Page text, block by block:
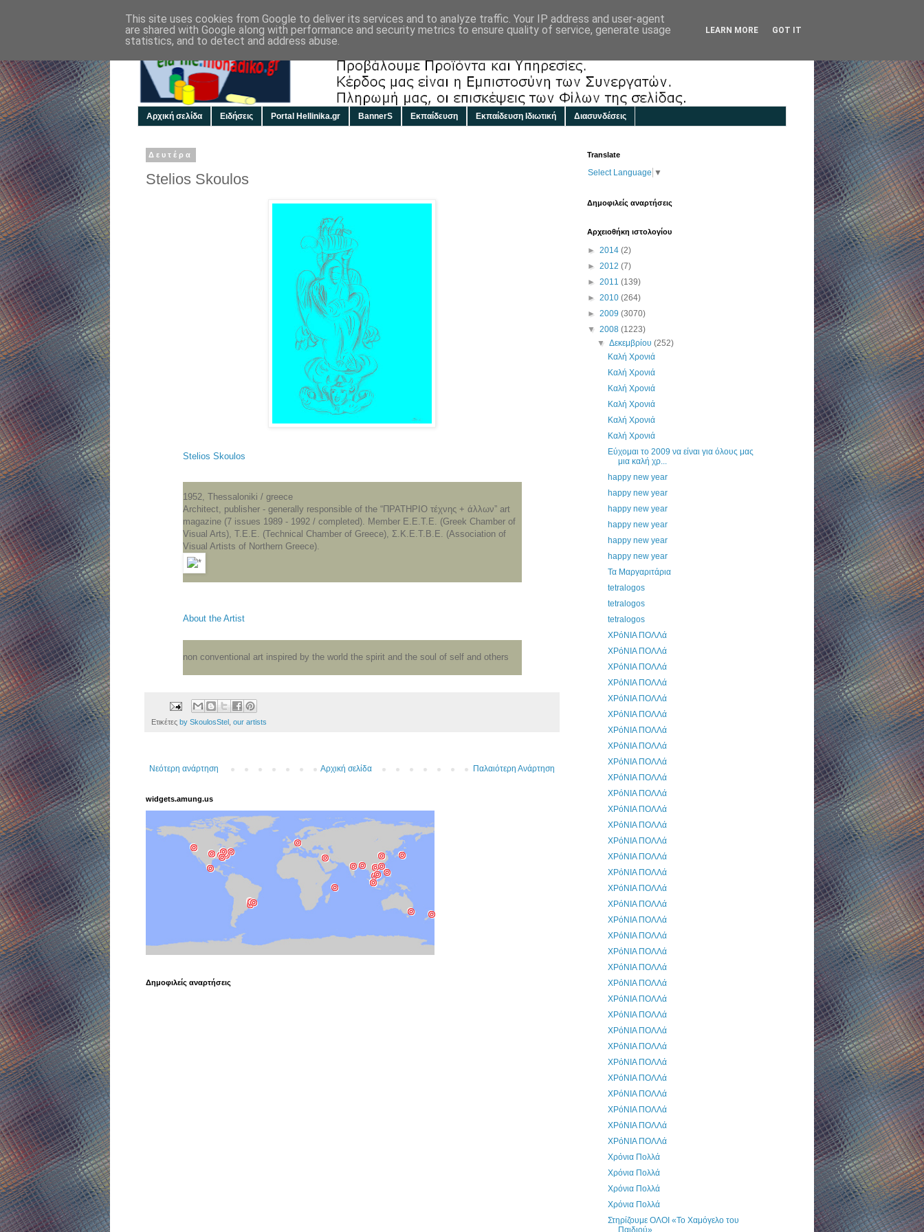
Αρχική σελίδα Ειδήσεις Portal Hellinika.gr BannerS Εκπαίδευση Εκπαίδευση Ιδιωτική Διασυνδέσεις
Δευτέρα
Stelios Skoulos
Stelios Skoulos
1952, Thessaloniki / greece
Architect, publisher - generally responsible of the “ΠΡΑΤΗΡΙΟ τέχνης + άλλων” art
magazine (7 issues 1989 - 1992 / completed). Member E.E.T.E. (Greek Chamber of
Visual Arts), T.E.E. (Technical Chamber of Greece), Σ.K.E.T.B.E. (Association of
Visual Artists of Northern Greece).
About the Artist
non conventional art inspired by the world the spirit and the soul of self and others
Ετικέτες by SkoulosStel , our artists
Νεότερη ανάρτηση Παλαιότερη Ανάρτηση
Αρχική σελίδα
widgets.amung.us
Δημοφιλείς αναρτήσεις
Translate
Select Language ▼
Δημοφιλείς αναρτήσεις
Αρχειοθήκη ιστολογίου
► 2014 (2)
► 2012 (7)
► 2011 (139)
► 2010 (264)
► 2009 (3070)
▼ 2008 (1223)
▼Δεκεμβρίου(252)
Καλή Χρονιά
Καλή Χρονιά
Καλή Χρονιά
Καλή Χρονιά
Καλή Χρονιά
Καλή Χρονιά
Εύχομαι το 2009 να είναι για όλους μας
μια καλή χρ...
happy new year
happy new year
happy new year
happy new year
happy new year
happy new year
Τα Μαργαριτάρια
tetralogos
tetralogos
tetralogos
ΧΡόΝΙΑ ΠΟΛΛά
ΧΡόΝΙΑ ΠΟΛΛά
ΧΡόΝΙΑ ΠΟΛΛά
ΧΡόΝΙΑ ΠΟΛΛά
ΧΡόΝΙΑ ΠΟΛΛά
ΧΡόΝΙΑ ΠΟΛΛά
ΧΡόΝΙΑ ΠΟΛΛά
ΧΡόΝΙΑ ΠΟΛΛά
ΧΡόΝΙΑ ΠΟΛΛά
ΧΡόΝΙΑ ΠΟΛΛά
ΧΡόΝΙΑ ΠΟΛΛά
ΧΡόΝΙΑ ΠΟΛΛά
ΧΡόΝΙΑ ΠΟΛΛά
ΧΡόΝΙΑ ΠΟΛΛά
ΧΡόΝΙΑ ΠΟΛΛά
ΧΡόΝΙΑ ΠΟΛΛά
ΧΡόΝΙΑ ΠΟΛΛά
ΧΡόΝΙΑ ΠΟΛΛά
ΧΡόΝΙΑ ΠΟΛΛά
ΧΡόΝΙΑ ΠΟΛΛά
ΧΡόΝΙΑ ΠΟΛΛά
ΧΡόΝΙΑ ΠΟΛΛά
ΧΡόΝΙΑ ΠΟΛΛά
ΧΡόΝΙΑ ΠΟΛΛά
ΧΡόΝΙΑ ΠΟΛΛά
ΧΡόΝΙΑ ΠΟΛΛά
ΧΡόΝΙΑ ΠΟΛΛά
ΧΡόΝΙΑ ΠΟΛΛά
ΧΡόΝΙΑ ΠΟΛΛά
ΧΡόΝΙΑ ΠΟΛΛά
ΧΡόΝΙΑ ΠΟΛΛά
ΧΡόΝΙΑ ΠΟΛΛά
ΧΡόΝΙΑ ΠΟΛΛά
Χρόνια Πολλά
Χρόνια Πολλά
Χρόνια Πολλά
Χρόνια Πολλά
Στηρίζουμε ΟΛΟΙ «Το Χαμόγελο του
This site uses cookies from Google to deliver its services and to analyze traffic. Your IP address and user-agent
are shared with Google along with performance and security metrics to ensure quality of service, generate usage
statistics, and to detect and address abuse.
LEARN MORE GOT IT